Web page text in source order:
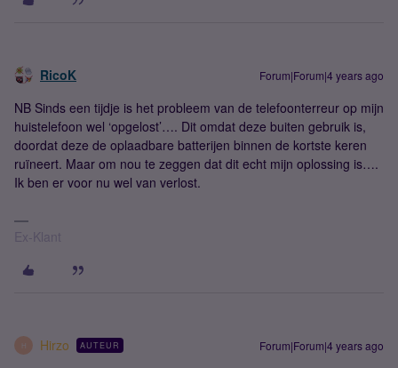
RicoK Forum|Forum|4 years ago
NB Sinds een tijdje is het probleem van de telefoonterreur op mijn
huistelefoon wel ‘opgelost’…. Dit omdat deze buiten gebruik is,
doordat deze de oplaadbare batterijen binnen de kortste keren
ruïneert. Maar om nou te zeggen dat dit echt mijn oplossing is….
Ik ben er voor nu wel van verlost.
Ex-Klant
H Hirzo AUTEUR Forum|Forum|4 years ago